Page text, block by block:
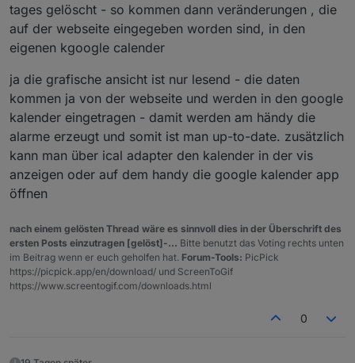
tages gelöscht - so kommen dann veränderungen , die
auf der webseite eingegeben worden sind, in den
eigenen kgoogle calender
ja die grafische ansicht ist nur lesend - die daten
kommen ja von der webseite und werden in den google
kalender eingetragen - damit werden am händy die
alarme erzeugt und somit ist man up-to-date. zusätzlich
kann man über ical adapter den kalender in der vis
anzeigen oder auf dem handy die google kalender app
öffnen
nach einem gelösten Thread wäre es sinnvoll dies in der Überschrift des
ersten Posts einzutragen [gelöst]-... Bitte benutzt das Voting rechts unten
im Beitrag wenn er euch geholfen hat. Forum-Tools: PicPick
https://picpick.app/en/download/ und ScreenToGif
https://www.screentogif.com/downloads.html
0